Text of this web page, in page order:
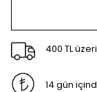
400 TL
14 gün